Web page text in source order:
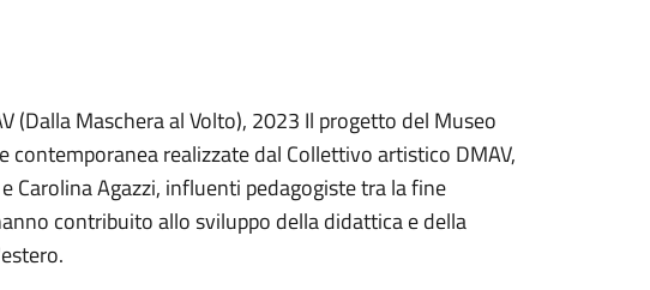
(Dalla Maschera al Volto), 2023 Il progetto del Museo
contemporanea realizzate dal Collettivo artistico DMAV,
Carolina Agazzi, influenti pedagogiste tra la fine
contribuito allo sviluppo della didattica e della